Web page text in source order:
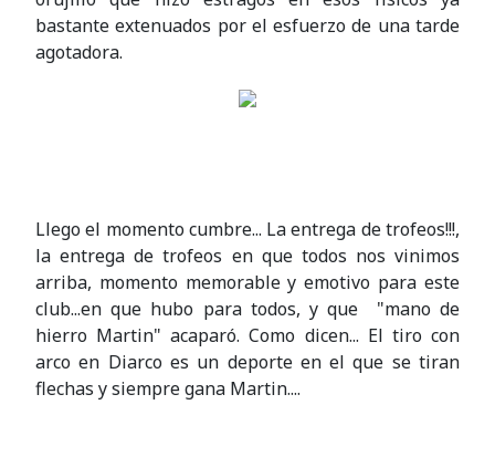
bastante extenuados por el esfuerzo de una tarde
agotadora.
Llego el momento cumbre... La entrega de trofeos!!!,
la entrega de trofeos en que todos nos vinimos
arriba, momento memorable y emotivo para este
club...en que hubo para todos, y que "mano de
hierro Martin" acaparó. Como dicen... El tiro con
arco en Diarco es un deporte en el que se tiran
flechas y siempre gana Martin....